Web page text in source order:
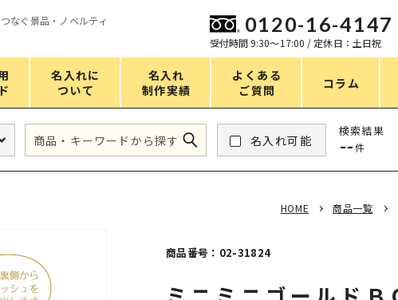
なぐ景品・ノベルティ
0120-16-4147
受付時間 9:30〜17:00 / 定休日：土日祝
名入れに
ついて
名入れ
制作実績
よくある
ご質問
コラム
スマホ・PCグッズ
価格
151～200円
名入れ可能
検索結果
-- 件
HOME 商品一覧
商品番号：02-31824